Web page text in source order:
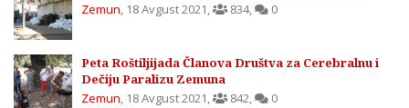
Zemun, 18 Avgust 2021, 834, 0
Peta Roštiljijada Članova Društva za Cerebralnu i
Dečiju Paralizu Zemuna
Zemun, 18 Avgust 2021, 842, 0